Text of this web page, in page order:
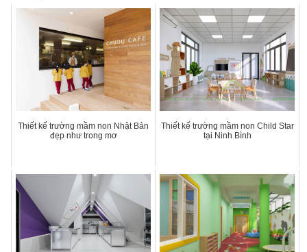
Thiết kế trường mầm non Nhật Bản
đẹp như trong mơ
Thiết kế trường mầm non Child Star
tại Ninh Bình